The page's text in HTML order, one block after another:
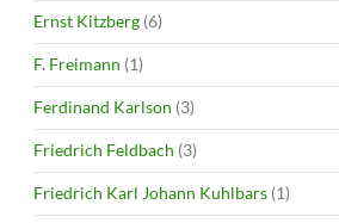
Ernst Kitzberg (6)
F. Freimann (1)
Ferdinand Karlson (3)
Friedrich Feldbach (3)
Friedrich Karl Johann Kuhlbars (1)